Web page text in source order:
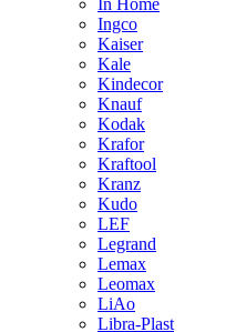
In Home
Ingco
Kaiser
Kale
Kindecor
Knauf
Kodak
Krafor
Kraftool
Kranz
Kudo
LEF
Legrand
Lemax
Leomax
LiAo
Libra-Plast